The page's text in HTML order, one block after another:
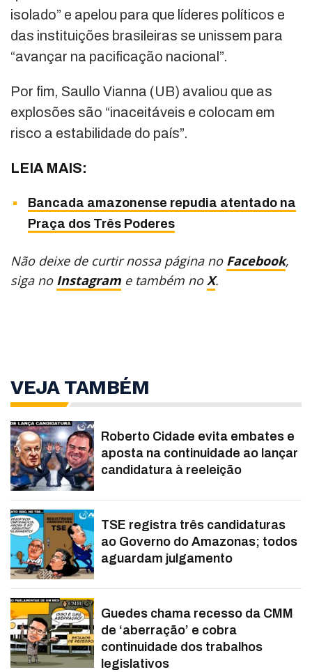
isolado” e apelou para que líderes políticos e
das instituições brasileiras se unissem para
“avançar na pacificação nacional”.
Por fim, Saullo Vianna (UB) avaliou que as
explosões são “inaceitáveis e colocam em
risco a estabilidade do país”.
LEIA MAIS:
Bancada amazonense repudia atentado na
Praça dos Três Poderes
Não deixe de curtir nossa página no Facebook,
siga no Instagram e também noX.
VEJA TAMBÉM
Roberto Cidade evita embates e
aposta na continuidade ao lançar
candidatura à reeleição
TSE registra três candidaturas
ao Governo do Amazonas; todos
aguardam julgamento
Guedes chama recesso da CMM
de ‘aberração’ e cobra
continuidade dos trabalhos
legislativos